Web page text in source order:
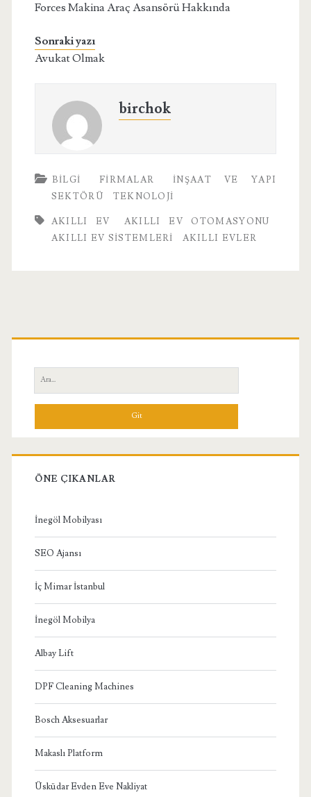
Forces Makina Araç Asansörü Hakkında
Sonraki yazı
Avukat Olmak
birchok
BILGI FIRMALAR
İNŞAAT VE YAPI
SEKTÖRÜ
TEKNOLOJI
AKILLI EV
AKILLI EV OTOMASYONU
AKILLI EV SISTEMLERI
AKILLI EVLER
Birincil
Yan
Menü
Ara:
ÖNE ÇIKANLAR
İnegöl Mobilyası
SEO Ajansı
İç Mimar İstanbul
İnegöl Mobilya
Albay Lift
DPF Cleaning Machines
Bosch Aksesuarlar
Makaslı Platform
Üsküdar Evden Eve Nakliyat